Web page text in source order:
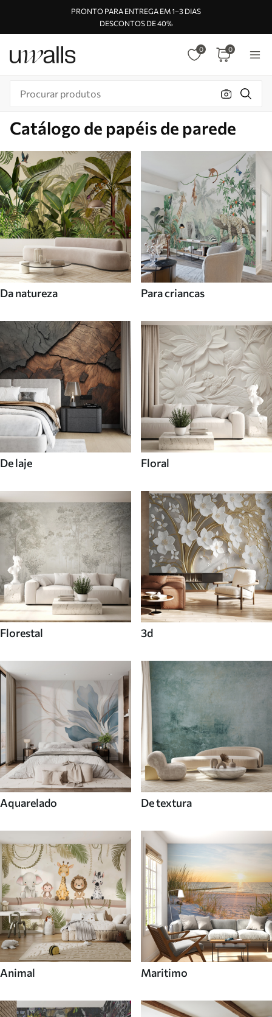
PRONTO PARA ENTREGA EM 1–3 DIAS
DESCONTOS DE 40%
0 0
Catálogo de papéis de parede
Da natureza Para criancas
De laje Floral
Florestal 3d
Aquarelado De textura
Animal Maritimo